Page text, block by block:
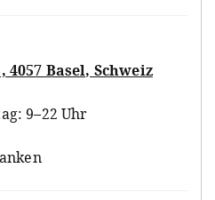
4057 Basel, Schweiz
9–22 Uhr